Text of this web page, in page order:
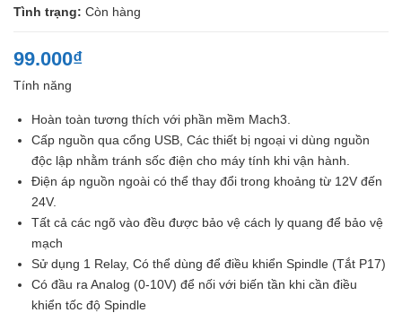
Tình trạng: Còn hàng
99.000₫
Tính năng
Hoàn toàn tương thích với phần mềm Mach3.
Cấp nguồn qua cổng USB, Các thiết bị ngoại vi dùng nguồn
độc lập nhằm tránh sốc điện cho máy tính khi vận hành.
Điện áp nguồn ngoài có thể thay đổi trong khoảng từ 12V đến
24V.
Tất cả các ngõ vào đều được bảo vệ cách ly quang để bảo vệ
mạch
Sử dụng 1 Relay, Có thể dùng để điều khiển Spindle (Tắt P17)
Có đầu ra Analog (0-10V) để nối với biến tần khi cần điều
khiển tốc độ Spindle